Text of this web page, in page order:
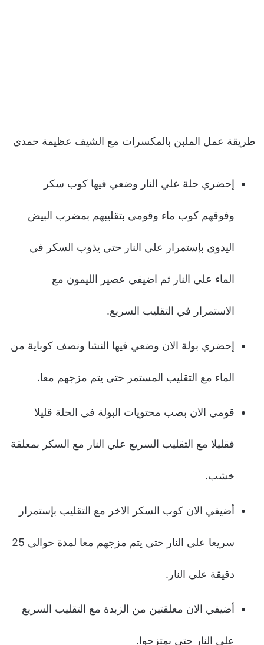
طريقة عمل الملبن بالمكسرات مع الشيف عظيمة حمدي
إحضري حلة علي النار وضعي فيها كوب سكر
وفوقهم كوب ماء وقومي بتقليبهم بمضرب البيض
اليدوي بإستمرار علي النار حتي يذوب السكر في
الماء علي النار ثم اضيفي عصير الليمون مع
الاستمرار في التقليب السريع.
إحضري بولة الان وضعي فيها النشا ونصف كوباية من
الماء مع التقليب المستمر حتي يتم مزجهم معا.
قومي الان بصب محتويات البولة في الحلة قليلا
فقليلا مع التقليب السريع علي النار مع السكر بمعلقة
خشب.
أضيفي الان كوب السكر الاخر مع التقليب بإستمرار
سريعا علي النار حتي يتم مزجهم معا لمدة حوالي 25
دقيقة علي النار.
أضيفي الان معلقتين من الزبدة مع التقليب السريع
علي النار حتي يمتزجوا.